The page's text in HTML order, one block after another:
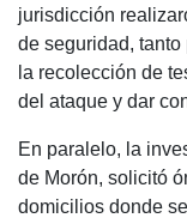
jurisdicción
de seguridad,
la recolección de
del ataque y dar
En paralelo, la
de Morón, solicitó
domicilios donde